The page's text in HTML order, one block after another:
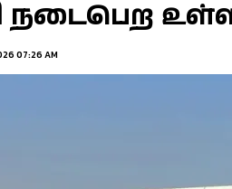
நடைபெற
07:26 AM